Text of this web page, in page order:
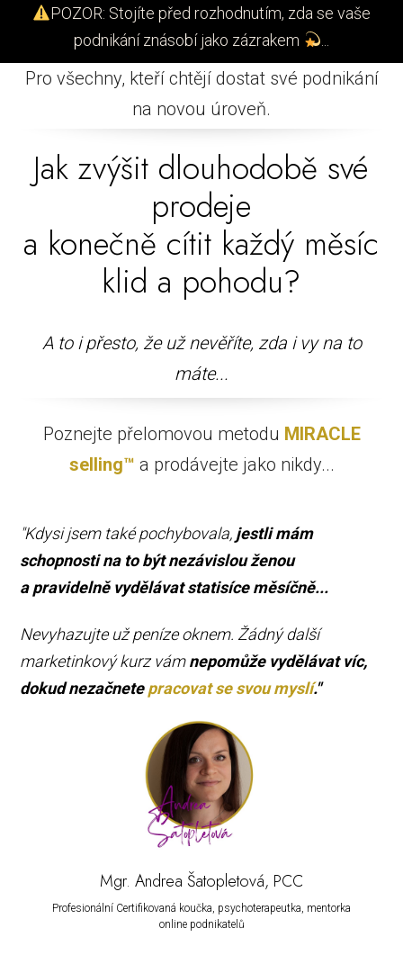
POZOR: Stojíte před rozhodnutím, zda se vaše
podnikání znásobí jako zázrakem
Pro všechny, kteří chtějí dostat své podnikání
na novou úroveň.
Jak zvýšit dlouhodobě své
prodeje
a konečně cítit každý měsíc
klid a pohodu?
A to i přesto, že už nevěříte, zdai vy na to
máte...
Poznejte přelomovou metodu MIRACLE
selling™ a prodávejte jako nikdy...
"Kdysi jsem také pochybovala, jestli mám
schopnosti na to být nezávislou ženou
a pravidelně vydělávat statisíce měsíčně...
Nevyhazujte už peníze oknem. Žádný další
marketinkový kurz vámnepomůže vydělávat víc,
dokud nezačnetepracovat se svou myslí."
Mgr. Andrea Šatopletová, PCC
Profesionální Certifikovaná koučka, psychoterapeutka, mentorka
online podnikatelů